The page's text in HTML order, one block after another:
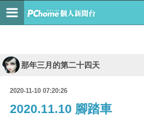
那年三月的第二十四天
2020-11-10 07:20:26
2020.11.10 腳踏車